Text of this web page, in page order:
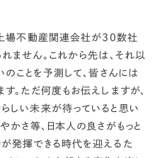
上場不動産関連会社が30数社
ません。これから先は、それ以
のことを予測して、皆さんには
。ただ何度もお伝えしますが、
しい未来が待っていると思い
かさ等、日本人の良さがもっと
発揮できる時代を迎えるた